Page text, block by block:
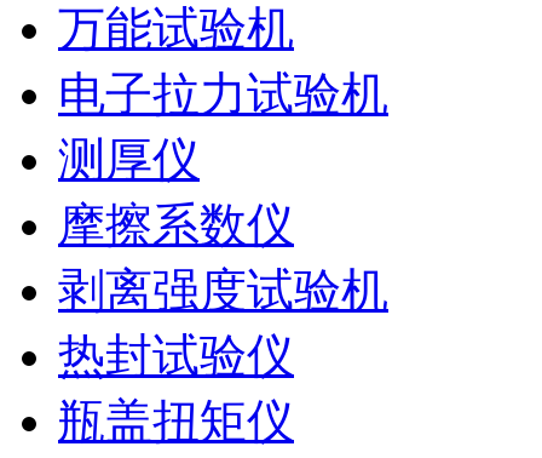
万能试验机
电子拉力试验机
测厚仪
摩擦系数仪
剥离强度试验机
热封试验仪
瓶盖扭矩仪